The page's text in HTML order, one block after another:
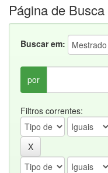
Página de Busca
Buscar em:
por
Filtros correntes: